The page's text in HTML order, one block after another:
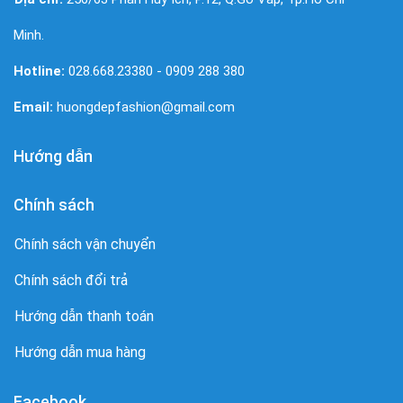
Minh.
Hotline: 028.668.23380 - 0909 288 380
Email: huongdepfashion@gmail.com
Hướng dẫn
Chính sách
Chính sách vận chuyển
Chính sách đổi trả
Hướng dẫn thanh toán
Hướng dẫn mua hàng